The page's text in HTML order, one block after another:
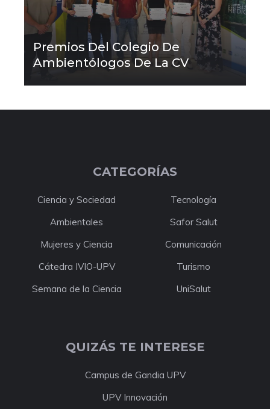
Premios Del Colegio De
Ambientólogos De La CV
CATEGORÍAS
Ciencia y Sociedad
Tecnología
Ambientales
Safor Salut
Mujeres y Ciencia
Comunicación
Cátedra IVIO-UPV
Turismo
Semana de la Ciencia
UniSalut
QUIZÁS TE INTERESE
Campus de Gandia UPV
UPV Innovación